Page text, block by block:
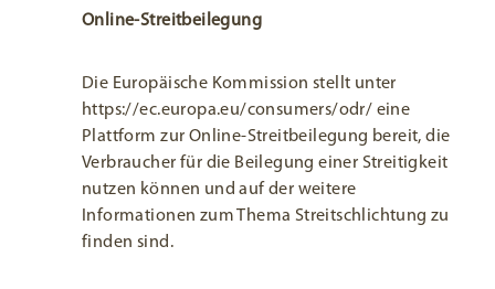
Online-Streitbeilegung
Die Europäische Kommission stellt unter
https://ec.europa.eu/consumers/odr/ eine
Plattform zur Online-Streitbeilegung bereit, die
Verbraucher für die Beilegung einer Streitigkeit
nutzen können und auf der weitere
Informationen zum Thema Streitschlichtung zu
finden sind.